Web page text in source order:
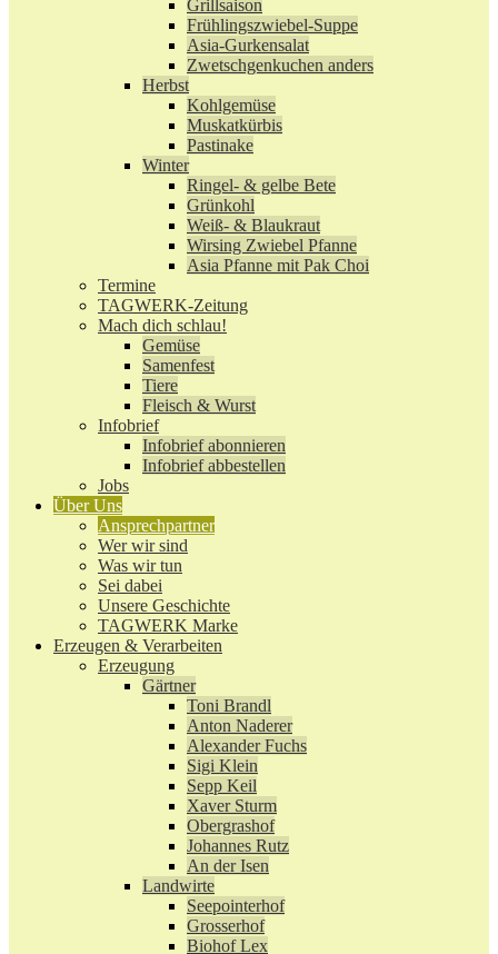
Grillsaison
Frühlingszwiebel-Suppe
Asia-Gurkensalat
Zwetschgenkuchen anders
Herbst
Kohlgemüse
Muskatkürbis
Pastinake
Winter
Ringel- & gelbe Bete
Grünkohl
Weiß- & Blaukraut
Wirsing Zwiebel Pfanne
Asia Pfanne mit Pak Choi
Termine
TAGWERK-Zeitung
Mach dich schlau!
Gemüse
Samenfest
Tiere
Fleisch & Wurst
Infobrief
Infobrief abonnieren
Infobrief abbestellen
Jobs
Über Uns
Ansprechpartner
Wer wir sind
Was wir tun
Sei dabei
Unsere Geschichte
TAGWERK Marke
Erzeugen & Verarbeiten
Erzeugung
Gärtner
Toni Brandl
Anton Naderer
Alexander Fuchs
Sigi Klein
Sepp Keil
Xaver Sturm
Obergrashof
Johannes Rutz
An der Isen
Landwirte
Seepointerhof
Grosserhof
Biohof Lex